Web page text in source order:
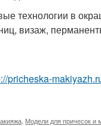
технологии в
визаж,
pricheska-
Модели для причесок и